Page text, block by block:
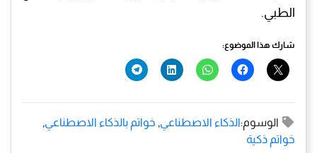
الطبي.
شارك هذا الموضوع:
الوسوم:الذكاء الاصطناعي, خواتم بالذكاء الاصطناعي,
خواتم ذكية